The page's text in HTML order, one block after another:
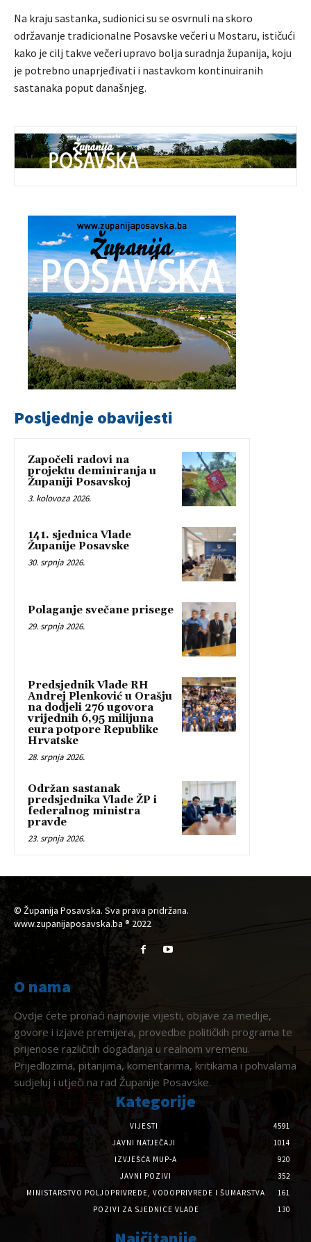
Na kraju sastanka, sudionici su se osvrnuli na skoro
održavanje tradicionalne Posavske večeri u Mostaru, ističući
kako je cilj takve večeri upravo bolja suradnja županija, koju
je potrebno unaprjeđivati i nastavkom kontinuiranih
sastanaka poput današnjeg.
Posljednje obavijesti
Započeli radovi na
projektu deminiranja u
Županiji Posavskoj
3. kolovoza 2026.
141. sjednica Vlade
Županije Posavske
30. srpnja 2026.
Polaganje svečane prisege
29. srpnja 2026.
Predsjednik Vlade RH
Andrej Plenković u Orašju
na dodjeli 276 ugovora
vrijednih 6,95 milijuna
eura potpore Republike
Hrvatske
28. srpnja 2026.
Održan sastanak
predsjednika Vlade ŽP i
federalnog ministra
pravde
23. srpnja 2026.
© Županija Posavska. Sva prava pridržana.
www.zupanijaposavska.ba ® 2022
O nama
Ovdje ćete pronaći najnovije vijesti, objave za medije,
govore i izjave premijera, provedbe političkih programa te
prijenose različitih događanja u realnom vremenu.
Prijedlozima, pitanjima, komentarima, kritikama i pohvalama
sudjeluj i utječi na rad Županije Posavske.
Kategorije
VIJESTI
4591
JAVNI NATJEČAJI
1014
IZVJEŠĆA MUP-A
920
JAVNI POZIVI
352
MINISTARSTVO POLJOPRIVREDE, VODOPRIVREDE I ŠUMARSTVA
161
POZIVI ZA SJEDNICE VLADE
130